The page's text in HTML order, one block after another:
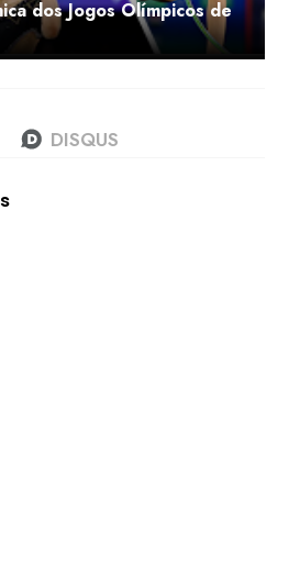
dos Jogos Olímpicos de